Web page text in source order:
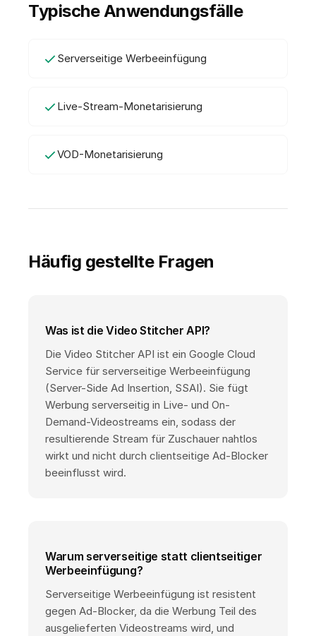
Typische Anwendungsfälle
Serverseitige Werbeeinfügung
Live-Stream-Monetarisierung
VOD-Monetarisierung
Häufig gestellte Fragen
Was ist die Video Stitcher API?
Die Video Stitcher API ist ein Google Cloud
Service für serverseitige Werbeeinfügung
(Server-Side Ad Insertion, SSAI). Sie fügt
Werbung serverseitig in Live- und On-
Demand-Videostreams ein, sodass der
resultierende Stream für Zuschauer nahtlos
wirkt und nicht durch clientseitige Ad-Blocker
beeinflusst wird.
Warum serverseitige statt clientseitiger
Werbeeinfügung?
Serverseitige Werbeeinfügung ist resistent
gegen Ad-Blocker, da die Werbung Teil des
ausgelieferten Videostreams wird, und